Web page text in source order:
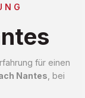
für einen
Nantes , bei